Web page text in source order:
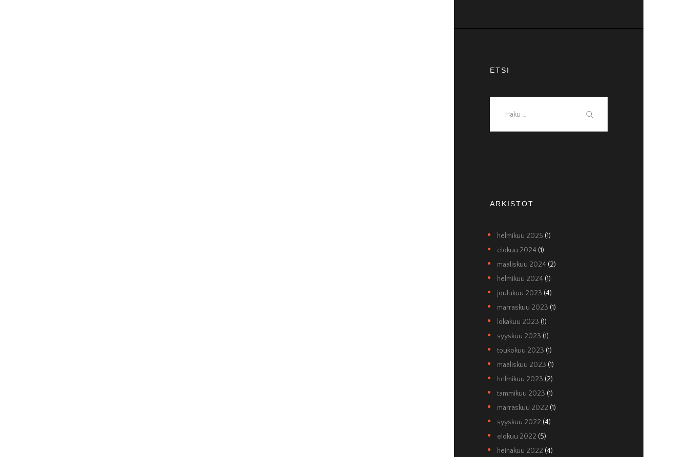
ETSI
ARKISTOT
helmikuu 2025 (1)
elokuu 2024 (1)
maaliskuu 2024 (2)
helmikuu 2024 (1)
joulukuu 2023 (4)
marraskuu 2023 (1)
lokakuu 2023 (1)
syyskuu 2023 (1)
toukokuu 2023 (1)
maaliskuu 2023 (1)
helmikuu 2023 (2)
tammikuu 2023 (1)
marraskuu 2022 (1)
syyskuu 2022 (4)
elokuu 2022 (5)
heinäkuu 2022 (4)